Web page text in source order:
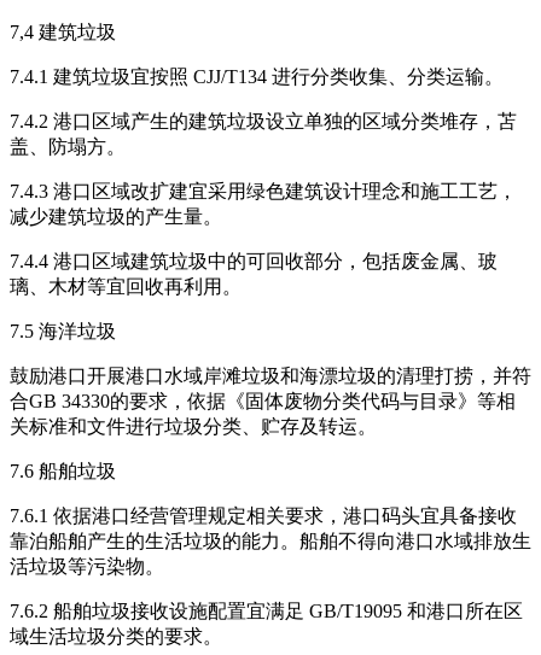
7,4 建筑垃圾
7.4.1 建筑垃圾宜按照 CJJ/T134 进行分类收集、分类运输。
7.4.2 港口区域产生的建筑垃圾设立单独的区域分类堆存，苫
盖、防塌方。
7.4.3 港口区域改扩建宜采用绿色建筑设计理念和施工工艺，
减少建筑垃圾的产生量。
7.4.4 港口区域建筑垃圾中的可回收部分，包括废金属、玻
璃、木材等宜回收再利用。
7.5 海洋垃圾
鼓励港口开展港口水域岸滩垃圾和海漂垃圾的清理打捞，并符
合GB 34330的要求，依据《固体废物分类代码与目录》等相
关标准和文件进行垃圾分类、贮存及转运。
7.6 船舶垃圾
7.6.1 依据港口经营管理规定相关要求，港口码头宜具备接收
靠泊船舶产生的生活垃圾的能力。船舶不得向港口水域排放生
活垃圾等污染物。
7.6.2 船舶垃圾接收设施配置宜满足 GB/T19095 和港口所在区
域生活垃圾分类的要求。